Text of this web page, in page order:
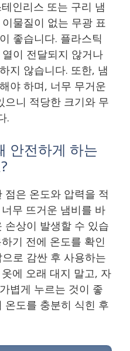
인리스 또는 구리 냄
물질이 없는 무광 표
좋습니다. 플라스틱
이 전달되지 않거나
지 않습니다. 또한, 냄
야 하며, 너무 무거운
으니 적당한 크기와 무
.
안전하게 하는
점은 온도와 압력을 적
무 뜨거운 냄비를 바
손상이 발생할 수 있습
기 전에 온도를 확인
로 감싼 후 사용하는
에 오래 대지 말고, 자
볍게 누르는 것이 좋
온도를 충분히 식힌 후